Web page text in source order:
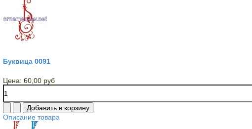
Буквица 0091
Цена: 60,00 руб
Описание товара